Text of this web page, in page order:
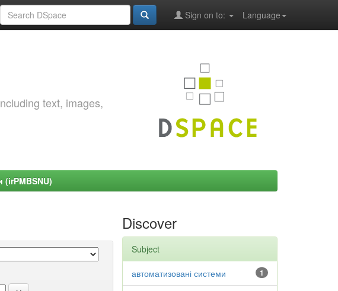
Language
Sign on to:
text, images,
(irPMBSNU)
Discover
Subject
1
автоматизовані системи